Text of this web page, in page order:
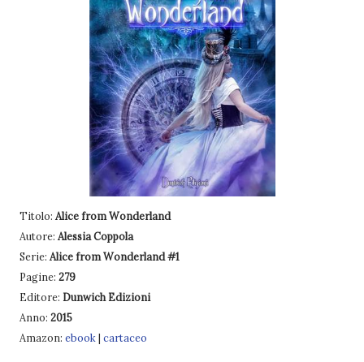
Titolo: Alice from Wonderland
Autore: Alessia Coppola
Serie: Alice from Wonderland #1
Pagine: 279
Editore: Dunwich Edizioni
Anno: 2015
Amazon: ebook| cartaceo